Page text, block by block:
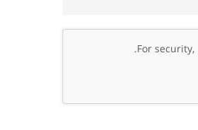
For
.